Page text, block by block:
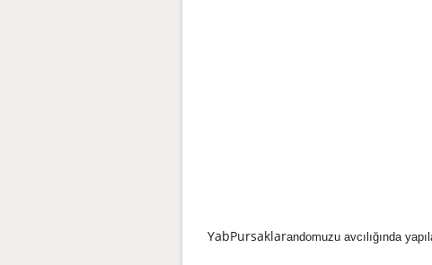
YabPursaklarandomuzu avcılığında